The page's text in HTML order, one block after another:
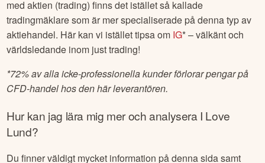
med aktien (trading) finns det istället så kallade
tradingmäklare som är mer specialiserade på denna typ av
aktiehandel. Här kan vi istället tipsa om IG* – välkänt och
världsledande inom just trading!
*72% av alla icke-professionella kunder förlorar pengar på
CFD-handel hos den här leverantören.
Hur kan jag lära mig mer och analysera I Love
Lund?
Du finner väldigt mycket information på denna sida samt